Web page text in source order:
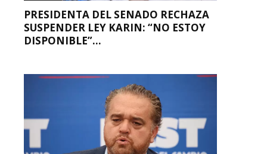
PRESIDENTA DEL SENADO RECHAZA
SUSPENDER LEY KARIN: “NO ESTOY
DISPONIBLE”...